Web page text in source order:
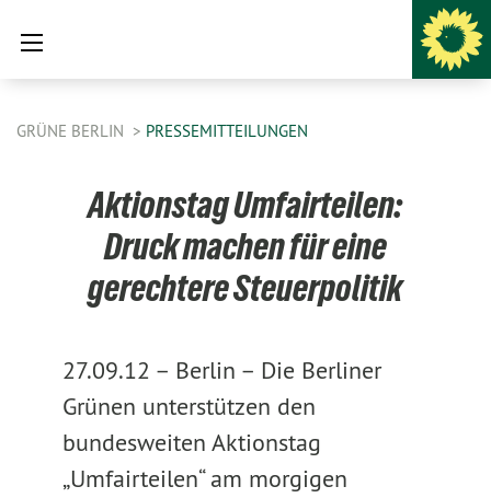
GRÜNE BERLIN PRESSEMITTEILUNGEN
Aktionstag Umfairteilen:
Druck machen für eine
gerechtere Steuerpolitik
27.09.12 – Berlin – Die Berliner
Grünen unterstützen den
bundesweiten Aktionstag
„Umfairteilen“ am morgigen